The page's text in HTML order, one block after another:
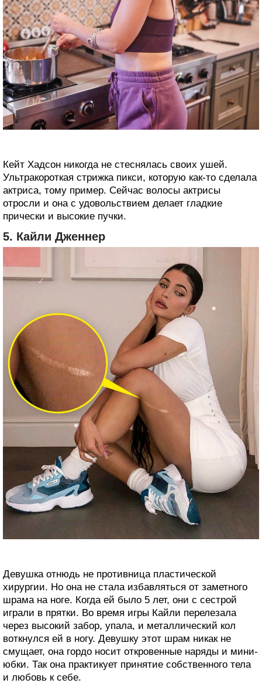
Кейт Хадсон никогда не стеснялась своих ушей.
Ультракороткая стрижка пикси, которую как-то сделала
актриса, тому пример. Сейчас волосы актрисы
отросли и она с удовольствием делает гладкие
прически и высокие пучки.
5. Кайли Дженнер
Девушка отнюдь не противница пластической
хирургии. Но она не стала избавляться от заметного
шрама на ноге. Когда ей было 5 лет, они с сестрой
играли в прятки. Во время игры Кайли перелезала
через высокий забор, упала, и металлический кол
воткнулся ей в ногу. Девушку этот шрам никак не
смущает, она гордо носит откровенные наряды и мини-
юбки. Так она практикует принятие собственного тела
и любовь к себе.